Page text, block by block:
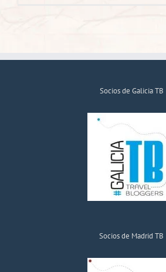
Socios de Galicia TB
Socios de Madrid TB